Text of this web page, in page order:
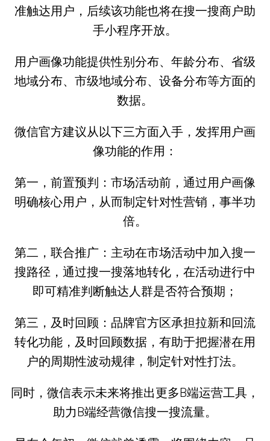
准触达用户，后续该功能也将在搜一搜商户助
手小程序开放。
用户画像功能提供性别分布、年龄分布、省级
地域分布、市级地域分布、设备分布等方面的
数据。
微信官方建议从以下三方面入手，发挥用户画
像功能的作用：
第一，前置预判：市场活动前，通过用户画像
明确核心用户，从而制定针对性营销，事半功
倍。
第二，联合推广：主动在市场活动中加入搜一
搜路径，通过搜一搜落地转化，在活动进行中
即可精准判断触达人群是否符合预期；
第三，及时回顾：品牌官方区承担拉新和回流
转化功能，及时回顾数据，有助于把握潜在用
户的周期性波动规律，制定针对性打法。
同时，微信表示未来将推出更多B端运营工具，
助力B端经营微信搜一搜流量。